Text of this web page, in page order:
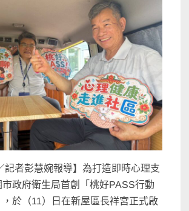
記者彭慧婉報導】為打造即時心理支
政府衛生局首創「桃好PASS行動
於（11）日在新屋區長祥宮正式啟